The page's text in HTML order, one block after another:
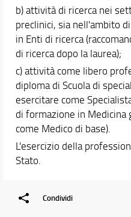
b) attività di ricerca nei
preclinici, sia nell'ambito
in Enti di ricerca
di ricerca dopo la laurea);
c) attività come libero
diploma di Scuola di
esercitare come
di formazione in Medicina
come Medico di base).
L'esercizio della
Stato.
Condividi